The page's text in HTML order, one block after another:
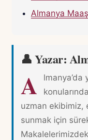
Almanya
👤 Yazar:
A
lmanya’da
uzman ekibimiz,
sunmak için